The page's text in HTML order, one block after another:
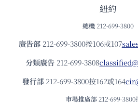
紐約
總機 212-699-3800
廣告部212-699-3800按106或107
分類廣告 212-699-3808
發⾏部 212-699-3800按162或164
市場推廣部 212-699-3800